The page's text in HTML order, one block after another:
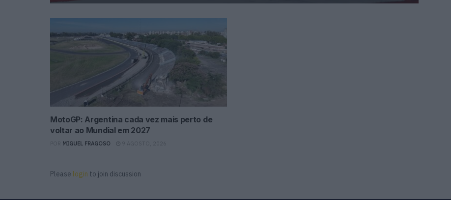
MotoGP: Argentina cada vez mais perto de
voltar ao Mundial em 2027
MIGUEL FRAGOSO 9 AGOSTO, 2026
Please login to join discussion